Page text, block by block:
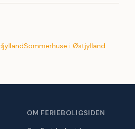
Sommerhuse i Østjylland
OM FERIEBOLIGSIDEN